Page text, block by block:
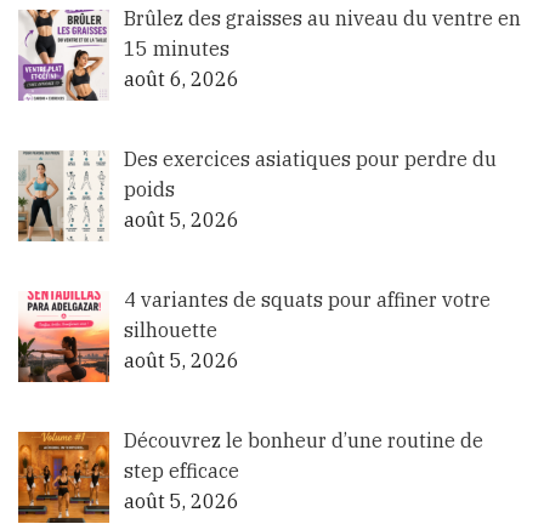
Brûlez des graisses au niveau du ventre en
15 minutes
août 6, 2026
Des exercices asiatiques pour perdre du
poids
août 5, 2026
4 variantes de squats pour affiner votre
silhouette
août 5, 2026
Découvrez le bonheur d’une routine de
step efficace
août 5, 2026